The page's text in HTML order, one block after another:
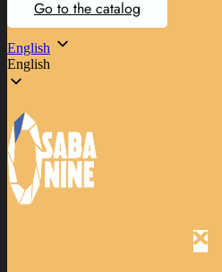
Go to the catalog
English
English